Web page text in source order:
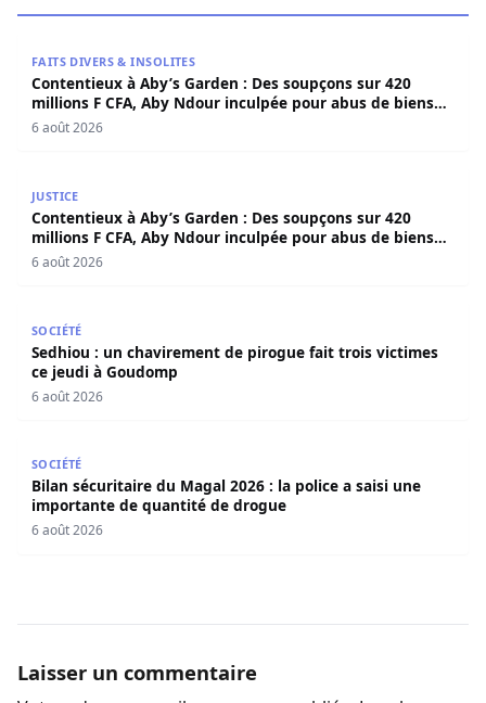
FAITS DIVERS & INSOLITES
Contentieux à Aby’s Garden : Des soupçons sur 420
millions F CFA, Aby Ndour inculpée pour abus de biens
sociaux
6 août 2026
JUSTICE
Contentieux à Aby’s Garden : Des soupçons sur 420
millions F CFA, Aby Ndour inculpée pour abus de biens
sociaux
6 août 2026
SOCIÉTÉ
Sedhiou : un chavirement de pirogue fait trois victimes
ce jeudi à Goudomp
6 août 2026
SOCIÉTÉ
Bilan sécuritaire du Magal 2026 : la police a saisi une
importante de quantité de drogue
6 août 2026
Laisser un commentaire